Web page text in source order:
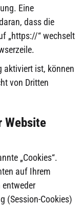
Eine
dass die
„https://“ wechselt
aktiviert ist, können
von Dritten
Website
„Cookies“.
auf Ihrem
entweder
(Session-Cookies)